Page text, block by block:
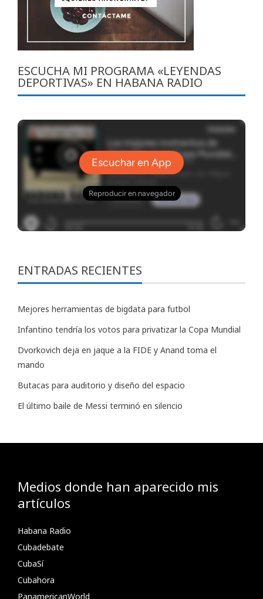
ESCUCHA MI PROGRAMA «LEYENDAS
DEPORTIVAS» EN HABANA RADIO
ENTRADAS RECIENTES
Mejores herramientas de bigdata para futbol
Infantino tendría los votos para privatizar la Copa Mundial
Dvorkovich deja en jaque a la FIDE y Anand toma el
mando
Butacas para auditorio y diseño del espacio
El último baile de Messi terminó en silencio
Medios donde han aparecido mis
artículos
Habana Radio
Cubadebate
CubaSí
Cubahora
PanamericanWorld